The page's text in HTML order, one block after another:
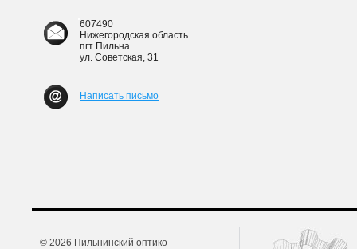
607490
Нижегородская область
пгт Пильна
ул. Советская, 31
Написать письмо
© 2026 Пильнинский оптико-